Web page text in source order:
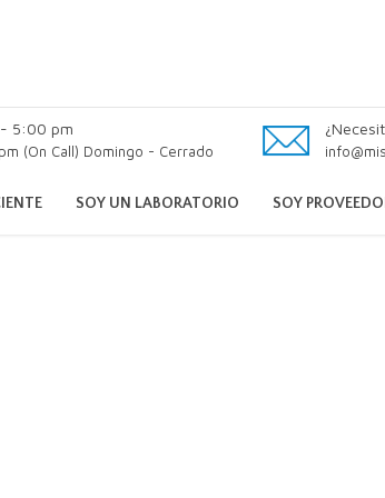
5:00 pm
(On Call) Domingo - Cerrado
SOY UN LABORATORIO SOY